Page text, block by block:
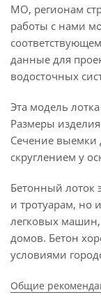
МО, регионам
работы с нами
данные для
водосточных
Эта модель
Размеры
Сечение выемки
скруглением у
Бетонный лоток
и тротуарам, но
легковых машин,
домов. Бетон
условиями
Общие